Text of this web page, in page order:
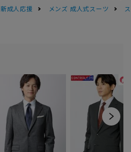
新成人応援 メンズ 成人式スーツ